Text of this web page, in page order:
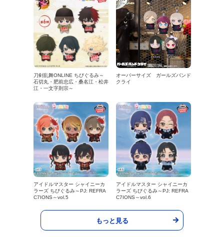
刀剣乱舞ONLINE ちびぐるみ～
石切丸・肥前忠広・桑名江・松井
江・一文字則宗～
オーバーサイズ ガールズバンド
クライ
アイドルマスター シャイニーカ
ラーズ ちびぐるみ～PJ: REFRA
C7IONS～vol.5
アイドルマスター シャイニーカ
ラーズ ちびぐるみ～PJ: REFRA
C7IONS～vol.6
もっと見る